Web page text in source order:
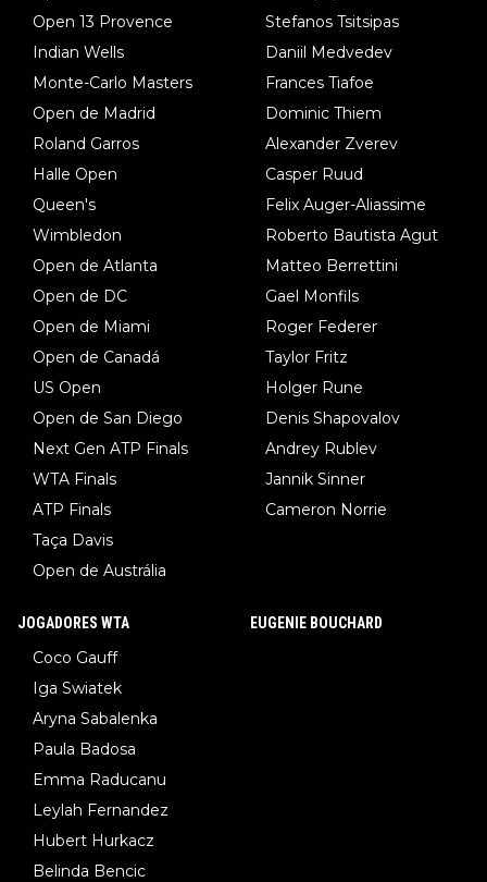
Open 13 Provence
Indian Wells
Monte-Carlo Masters
Open de Madrid
Roland Garros
Halle Open
Queen's
Wimbledon
Open de Atlanta
Open de DC
Open de Miami
Open de Canadá
US Open
Open de San Diego
Next Gen ATP Finals
WTA Finals
ATP Finals
Taça Davis
Open de Austrália
Stefanos Tsitsipas
Daniil Medvedev
Frances Tiafoe
Dominic Thiem
Alexander Zverev
Casper Ruud
Felix Auger-Aliassime
Roberto Bautista Agut
Matteo Berrettini
Gael Monfils
Roger Federer
Taylor Fritz
Holger Rune
Denis Shapovalov
Andrey Rublev
Jannik Sinner
Cameron Norrie
JOGADORES WTA
Coco Gauff
Iga Swiatek
Aryna Sabalenka
Paula Badosa
Emma Raducanu
Leylah Fernandez
Hubert Hurkacz
Belinda Bencic
EUGENIE BOUCHARD